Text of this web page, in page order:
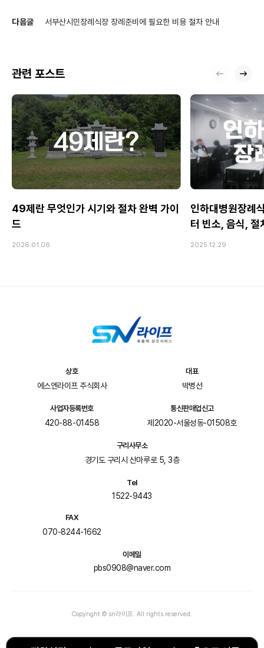
다음글 서부산시민장례식장 장례준비에 필요한 비용 절차 안내
관련 포스트
49제란 무엇인가 시기와 절차 완벽 가이
드
2026.01.06
인하대병원장례
터 빈소, 음식, 절
2025.12.29
상호
에스엔라이프 주식회사
대표
박병선
사업자등록번호
420-88-01458
통신판매업신고
제2020-서울성동-01508호
구리사무소
경기도 구리시 산마루로 5, 3층
Tel
1522-9443
FAX
070-8244-1662
이메일
pbs0908@naver.com
Copyright © sn라이프. All rights reserved.